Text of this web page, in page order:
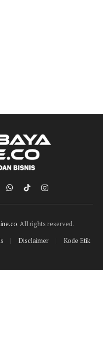
WhatsApp
TikTokInstagram
. All rights reserved.
Disclaimer Kode Etik